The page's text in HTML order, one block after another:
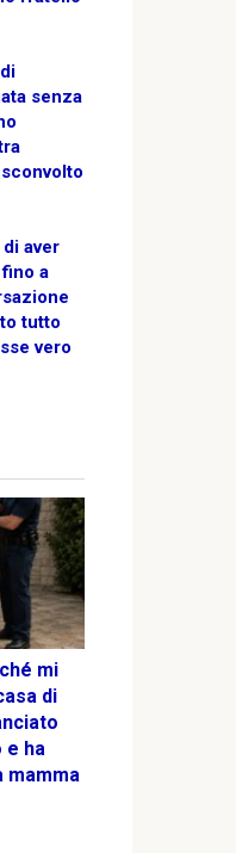
senza
aver
a
tutto
vero
mi
di
e ha
mamma